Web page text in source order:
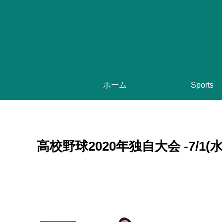
ホーム Sports
高校野球2020年独自大会 -7/1(